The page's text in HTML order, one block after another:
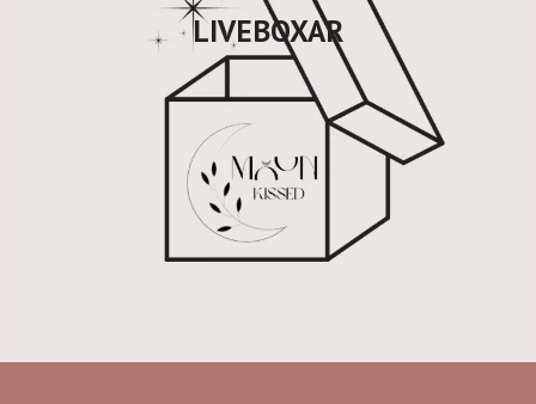
LIVEBOXAR